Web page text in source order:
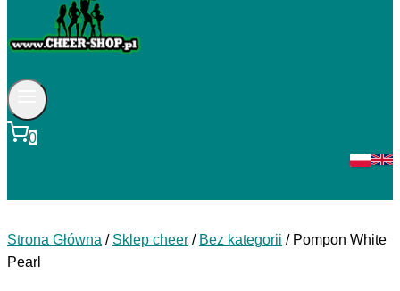
0
Strona Główna / Sklep cheer / Bez kategorii / Pompon White
Pearl